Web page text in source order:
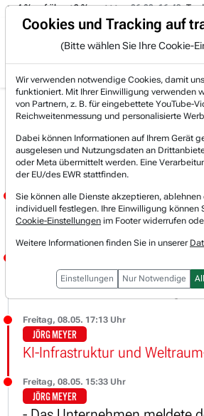
-4 % auf über +3 %. 06.08. 16:49 Trade
Gratis Account Login
Live-Trading-
Research
Montag, 11.05. 08:31 Uhr
JÖRG MEYER
JÖRG MEYER
Schöner Wochenausklang
Freitag, 08.05. 17:13 Uhr
JÖRG MEYER
Freitag, 08.05. 15:33 Uhr
JÖRG MEYER
Cookies und Tracking auf
(Bitte wählen Sie Ihre Cookie-
Wir verwenden notwendige Cookies, damit
funktioniert. Mit Ihrer Einwilligung verwenden
von Partnern, z. B. für eingebettete YouTube-
Reichweitenmessung und personalisierte
Dabei können Informationen auf Ihrem Gerät
ausgelesen und Nutzungsdaten an
oder Meta übermittelt werden. Eine
der EU/des EWR stattfinden.
Sie können alle Dienste akzeptieren, ablehnen
individuell festlegen. Ihre Einwilligung können
Cookie-Einstellungen im Footer widerrufen
Weitere Informationen finden Sie in unserer
Einstellungen Nur Notwendige